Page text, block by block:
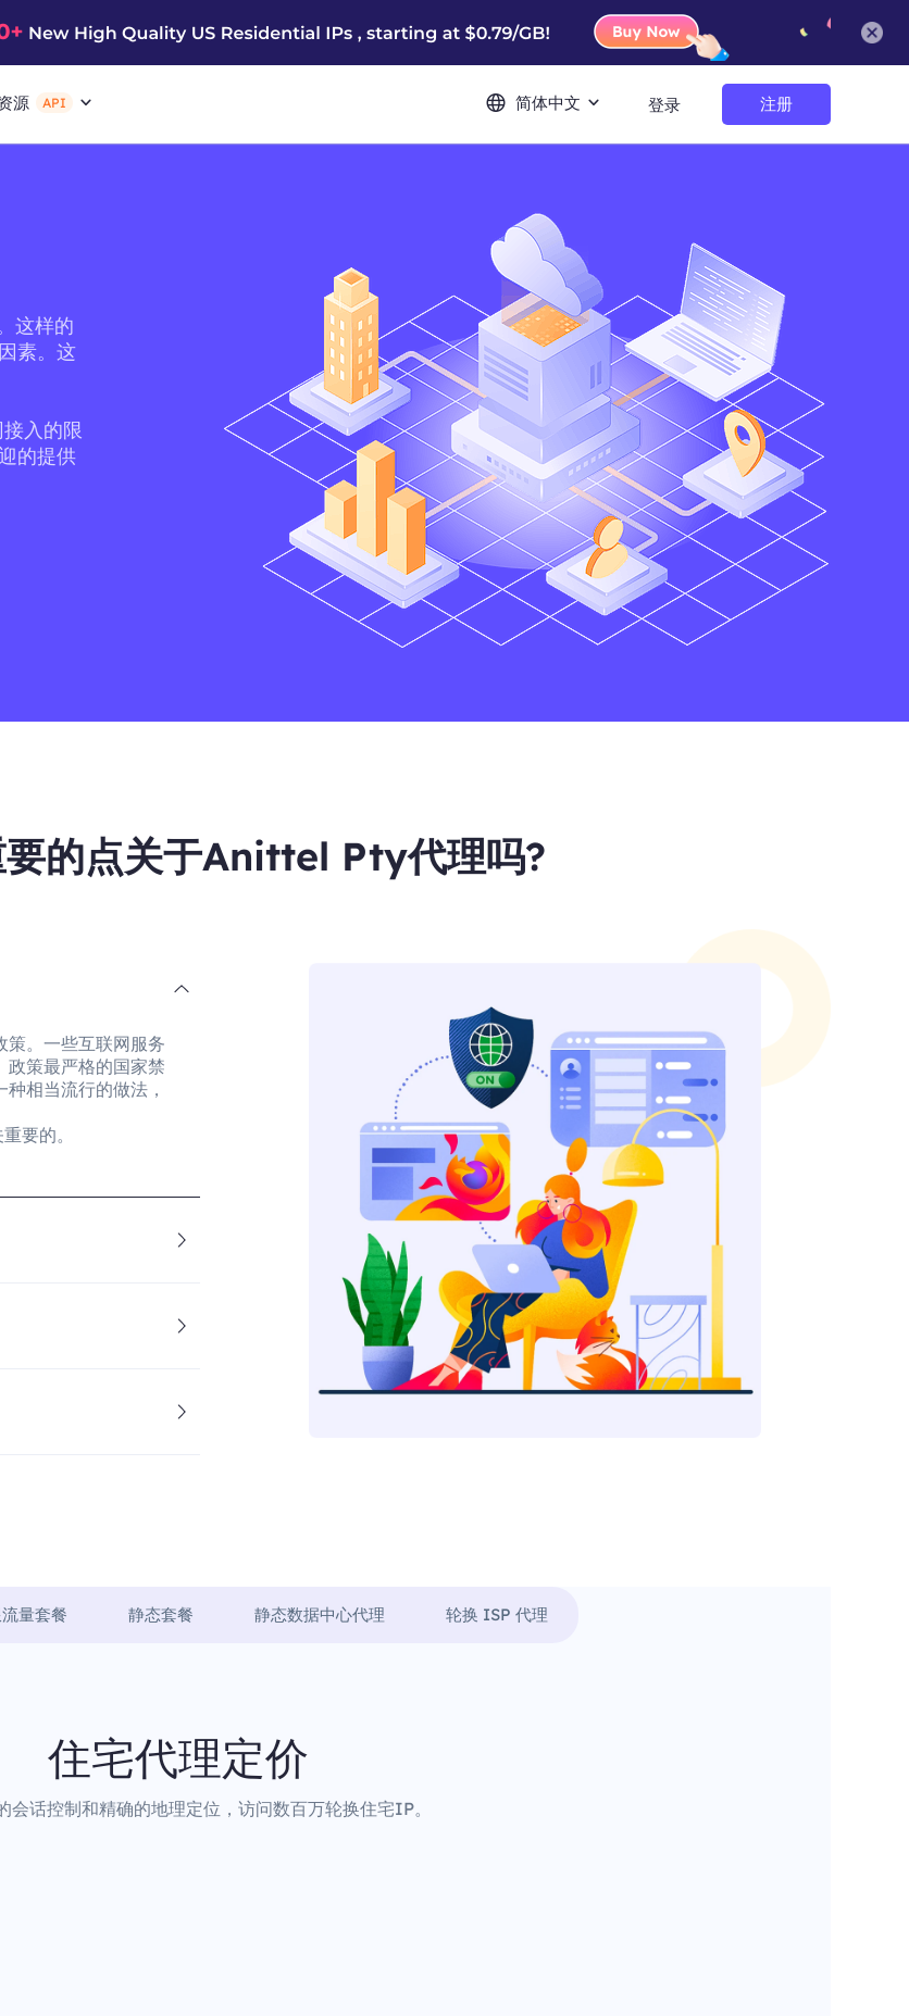
源 API 简体中文 登录 注册
这样的
素。这
入的限
的提供
要的点关于Anittel Pty代理吗?
策。一些互联网服务
政策最严格的国家禁
相当流行的做法，
要的。
量套餐 静态套餐 静态数据中心代理 轮换 ISP 代理
住宅代理定价
会话控制和精确的地理定位，访问数百万轮换住宅IP。